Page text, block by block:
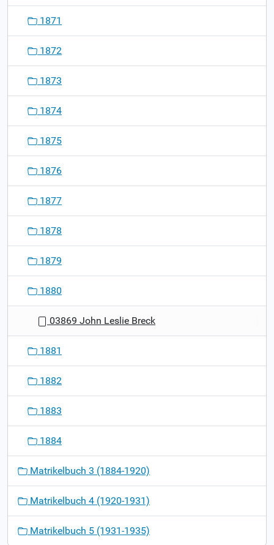
1871
1872
1873
1874
1875
1876
1877
1878
1879
1880
03869 John Leslie Breck
1881
1882
1883
1884
Matrikelbuch 3 (1884-1920)
Matrikelbuch 4 (1920-1931)
Matrikelbuch 5 (1931-1935)